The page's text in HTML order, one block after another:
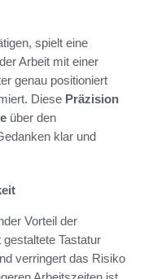
spielt eine
Arbeit mit einer
genau positioniert
Diese Präzision
über den
klar und
Vorteil der
gestaltete Tastatur
verringert das Risiko